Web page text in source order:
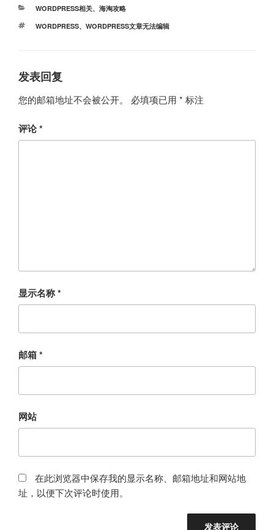
分
WORDPRESS相关、 海淘攻略
标
WORDPRESS、 WORDPRESS文章无法编辑
发表回复
您的邮箱地址不会被公开。 必填项已用 * 标注
评论*
显示名称*
邮箱*
网站
在此浏览器中保存我的显示名称、邮箱地址和网站地
址，以便下次评论时使用。